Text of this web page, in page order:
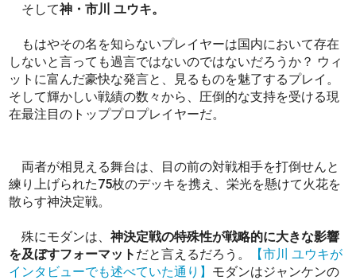
そして神・市川 ユウキ。
もはやその名を知らないプレイヤーは国内において存在
しないと言っても過言ではないのではないだろうか？ ウィ
ットに富んだ豪快な発言と、見るものを魅了するプレイ。
そして輝かしい戦績の数々から、圧倒的な支持を受ける現
在最注目のトッププロプレイヤーだ。
両者が相見える舞台は、目の前の対戦相手を打倒せんと
練り上げられた75枚のデッキを携え、栄光を懸けて火花を
散らす神決定戦。
殊にモダンは、神決定戦の特殊性が戦略的に大きな影響
を及ぼすフォーマット だと言えるだろう。
【市川 ユウキが
インタビューでも述べていた通り】 モダンはジャンケンの